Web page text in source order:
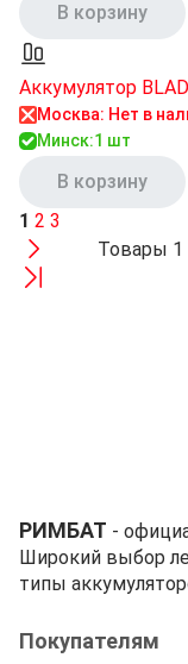
В корзину
Аккумулятор
Москва: Нет в
Минск:1 шт
В корзину
1 2 3
РИМБАТ -
Широкий выбор
типы
Покупателям